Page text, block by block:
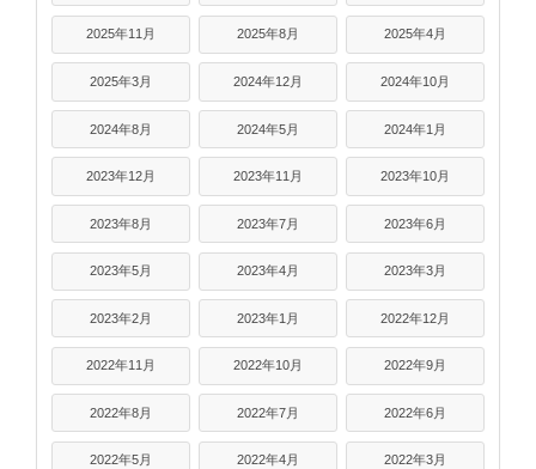
2025年11月 2025年8月 2025年4月
2025年3月 2024年12月 2024年10月
2024年8月 2024年5月 2024年1月
2023年12月 2023年11月 2023年10月
2023年8月 2023年7月 2023年6月
2023年5月 2023年4月 2023年3月
2023年2月 2023年1月 2022年12月
2022年11月 2022年10月 2022年9月
2022年8月 2022年7月 2022年6月
2022年5月 2022年4月 2022年3月